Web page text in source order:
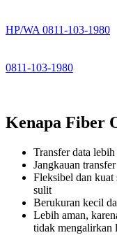
HP/WA 0811-103-1980
0811-103-1980
Kenapa Fiber
Transfer data
Jangkauan
Fleksibel dan kuat
sulit
Berukuran kecil
Lebih aman,
tidak mengalirkan